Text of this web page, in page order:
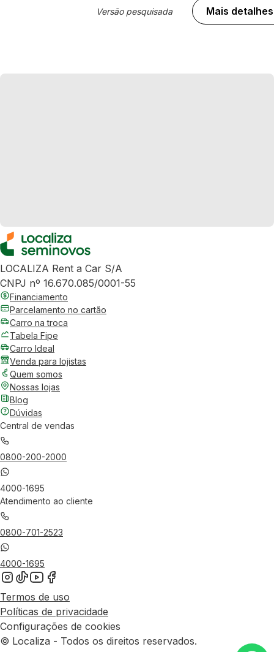
Versão pesquisada Mais detalhes
LOCALIZA Rent a Car S/A
CNPJ nº 16.670.085/0001-55
Financiamento
Parcelamento no cartão
Carro na troca
Tabela Fipe
Carro Ideal
Venda para lojistas
Quem somos
Nossas lojas
Blog
Dúvidas
Central de vendas
0800-200-2000
4000-1695
Atendimento ao cliente
0800-701-2523
4000-1695
Termos de uso
Políticas de privacidade
Configurações de cookies
© Localiza - Todos os direitos reservados.